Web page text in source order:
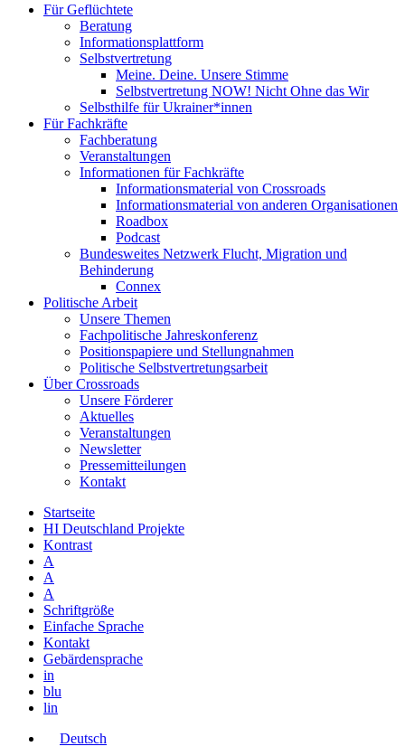
Für Geflüchtete
Beratung
Informationsplattform
Selbstvertretung
Meine. Deine. Unsere Stimme
Selbstvertretung NOW! Nicht Ohne das Wir
Selbsthilfe für Ukrainer*innen
Für Fachkräfte
Fachberatung
Veranstaltungen
Informationen für Fachkräfte
Informationsmaterial von Crossroads
Informationsmaterial von anderen Organisationen
Roadbox
Podcast
Bundesweites Netzwerk Flucht, Migration und
Behinderung
Connex
Politische Arbeit
Unsere Themen
Fachpolitische Jahreskonferenz
Positionspapiere und Stellungnahmen
Politische Selbstvertretungsarbeit
Über Crossroads
Unsere Förderer
Aktuelles
Veranstaltungen
Newsletter
Pressemitteilungen
Kontakt
Startseite
HI Deutschland Projekte
Kontrast
A
A
A
Schriftgröße
Einfache Sprache
Kontakt
Gebärdensprache
in
blu
lin
Deutsch